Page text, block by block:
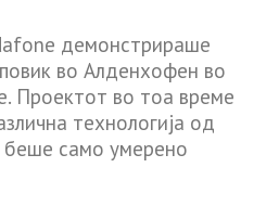
демонстрираше
во Алденхофен во
Проектот во тоа време
технологија од
беше само умерено